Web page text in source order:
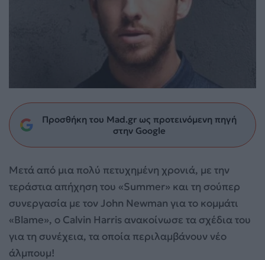
Προσθήκη του Mad.gr ως προτεινόμενη πηγή
στην Google
Μετά από μια πολύ πετυχημένη χρονιά, με την
τεράστια απήχηση του «Summer» και τη σούπερ
συνεργασία με τον John Newman για το κομμάτι
«Blame», ο Calvin Harris ανακοίνωσε τα σχέδια του
για τη συνέχεια, τα οποία περιλαμβάνουν νέο
άλμπουμ!